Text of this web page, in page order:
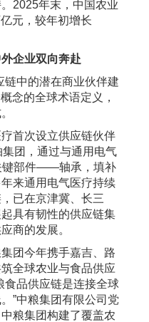
2025年末，中国农业
元，较年初增长
企业双向奔赴
中的潜在商业伙伴建
念的全球术语定义，
首次设立供应链伙伴
团，通过与通用电气
键部件——轴承，填补
来通用电气医疗持续
已在京津冀、长三
具有韧性的供应链集
商的发展。
团今年携手嘉吉、路
全球农业与食品供应
食品供应链是连接全球
”中粮集团有限公司党
粮集团构建了覆盖农